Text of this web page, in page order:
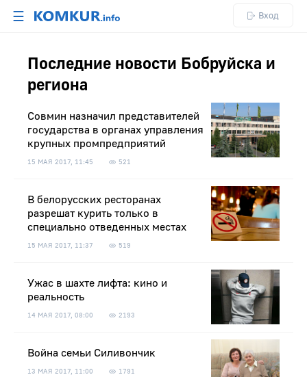
☰ Вход
Последние новости Бобруйска и
региона
Cовмин назначил представителей
государства в органах управления
крупных промпредприятий
15 МАЯ 2017, 11:45 521
В белорусских ресторанах
разрешат курить только в
специально отведенных местах
15 МАЯ 2017, 11:37 519
Ужас в шахте лифта: кино и
реальность
14 МАЯ 2017, 08:00 2193
Война семьи Силивончик
13 МАЯ 2017, 11:00 1791